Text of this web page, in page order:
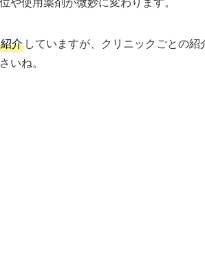
介 していますが、クリニックごとの紹
いね。